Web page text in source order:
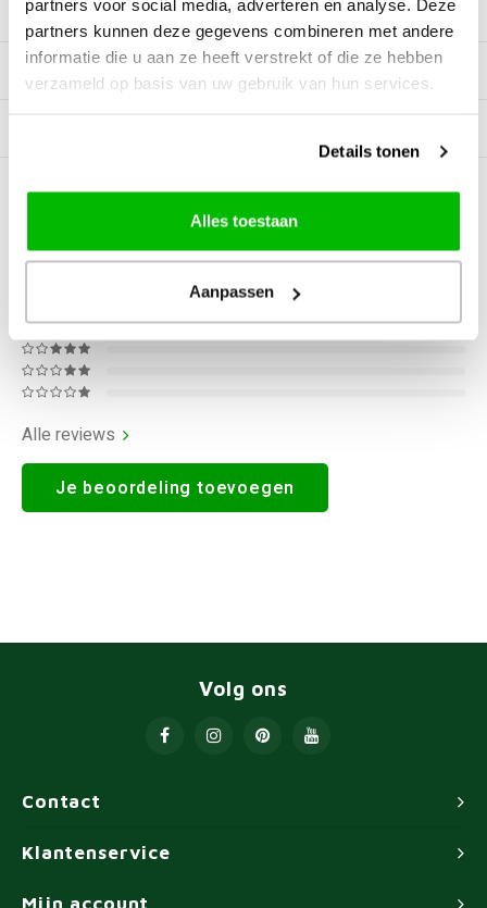
partners voor social media, adverteren en analyse. Deze
partners kunnen deze gegevens combineren met andere
informatie die u aan ze heeft verstrekt of die ze hebben
verzameld op basis van uw gebruik van hun services.
Details tonen
Alles toestaan
Aanpassen
Productomschrijving
0
BEOORDELINGEN
0Reviews
Alle reviews
Je beoordeling toevoegen
Contact
Volg ons
Klantenservice
Mijn account